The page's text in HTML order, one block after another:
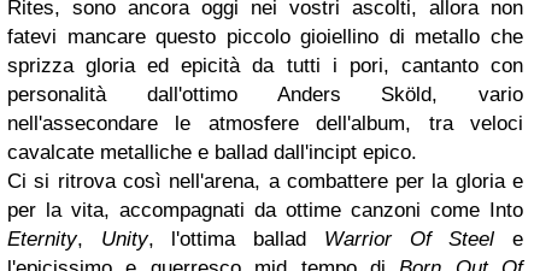
Rites, sono ancora oggi nei vostri ascolti, allora non
fatevi mancare questo piccolo gioiellino di metallo che
sprizza gloria ed epicità da tutti i pori, cantanto con
personalità dall'ottimo Anders Sköld, vario
nell'assecondare le atmosfere dell'album, tra veloci
cavalcate metalliche e ballad dall'incipt epico.
Ci si ritrova così nell'arena, a combattere per la gloria e
per la vita, accompagnati da ottime canzoni come Into
Eternity, Unity, l'ottima ballad Warrior Of Steel e